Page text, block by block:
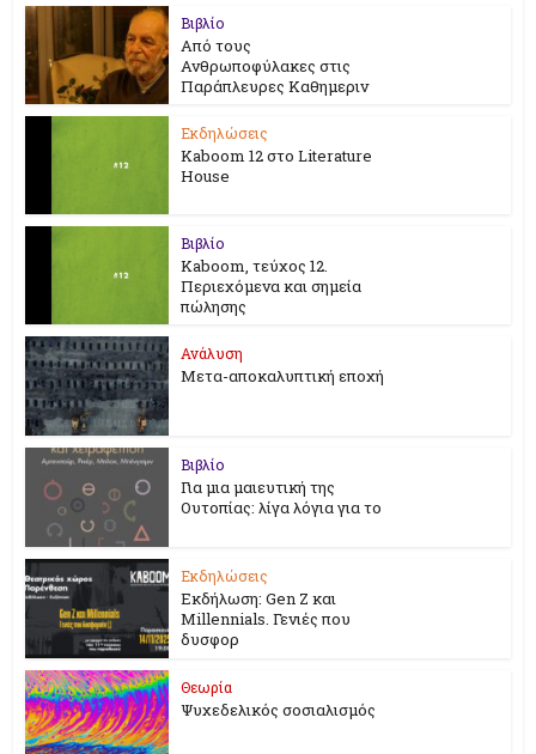
Βιβλίο
Από τους
Ανθρωποφύλακες στις
Παράπλευρες Καθημεριν
Εκδηλώσεις
Kaboom 12 στο Literature
House
Βιβλίο
Kaboom, τεύχος 12.
Περιεχόμενα και σημεία
πώλησης
Ανάλυση
Μετα-αποκαλυπτική εποχή
Βιβλίο
Για μια μαιευτική της
Ουτοπίας: λίγα λόγια για το
Εκδηλώσεις
Εκδήλωση: Gen Z και
Millennials. Γενιές που
δυσφορ
Θεωρία
Ψυχεδελικός σοσιαλισμός